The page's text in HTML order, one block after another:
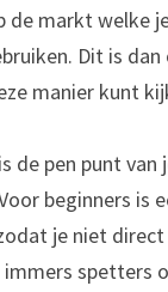
de markt welke
Dit is
manier kunt
de pen punt
beginners is
je niet
immers spetters